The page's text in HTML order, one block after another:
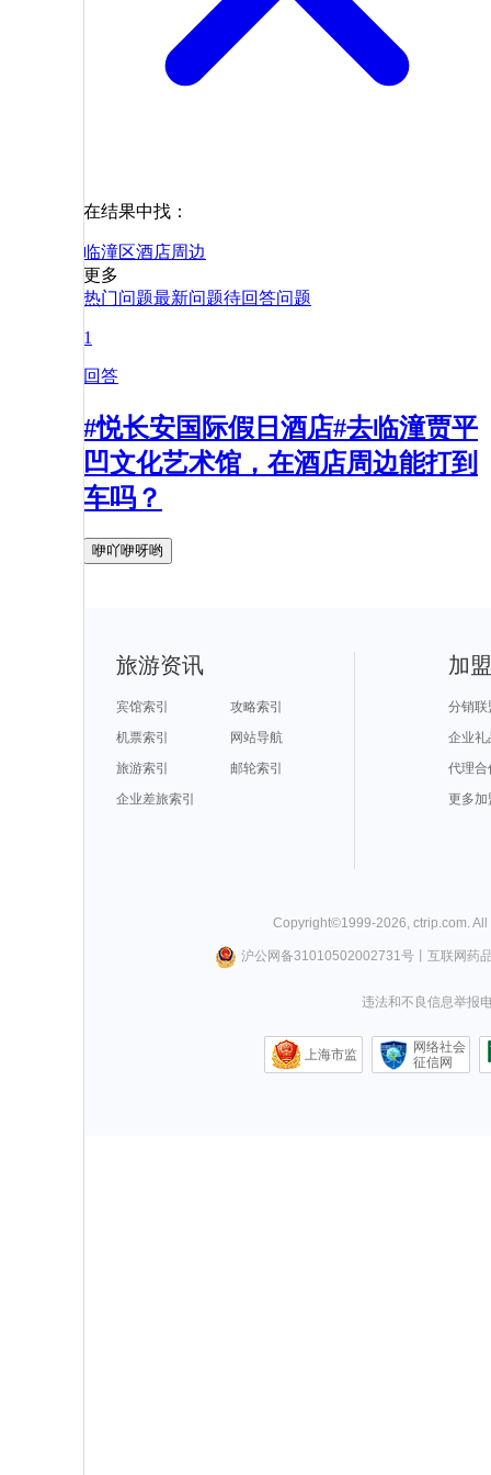
在结果中找：
临潼区酒店周边
更多
热门问题最新问题待回答问题
1
回答
#悦长安国际假日酒店#去临潼贾平
凹文化艺术馆，在酒店周边能打到
车吗？
咿吖咿呀哟
旅游资讯
宾馆索引
攻略索引
机票索引
网站导航
旅游索引
邮轮索引
企业差旅索引
加
分销联
企业礼
代理合
更多加
Copyright©1999-2026 ctrip.com .
沪公网备31010502002731号丨 互联网药
违法和不良信息举报
上海市监
网络社会
征信网